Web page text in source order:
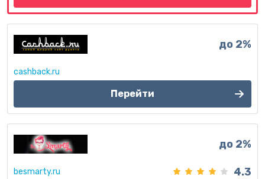
cashback.ru
до 2%
Перейти
besmarty.ru
до 2%
4.3